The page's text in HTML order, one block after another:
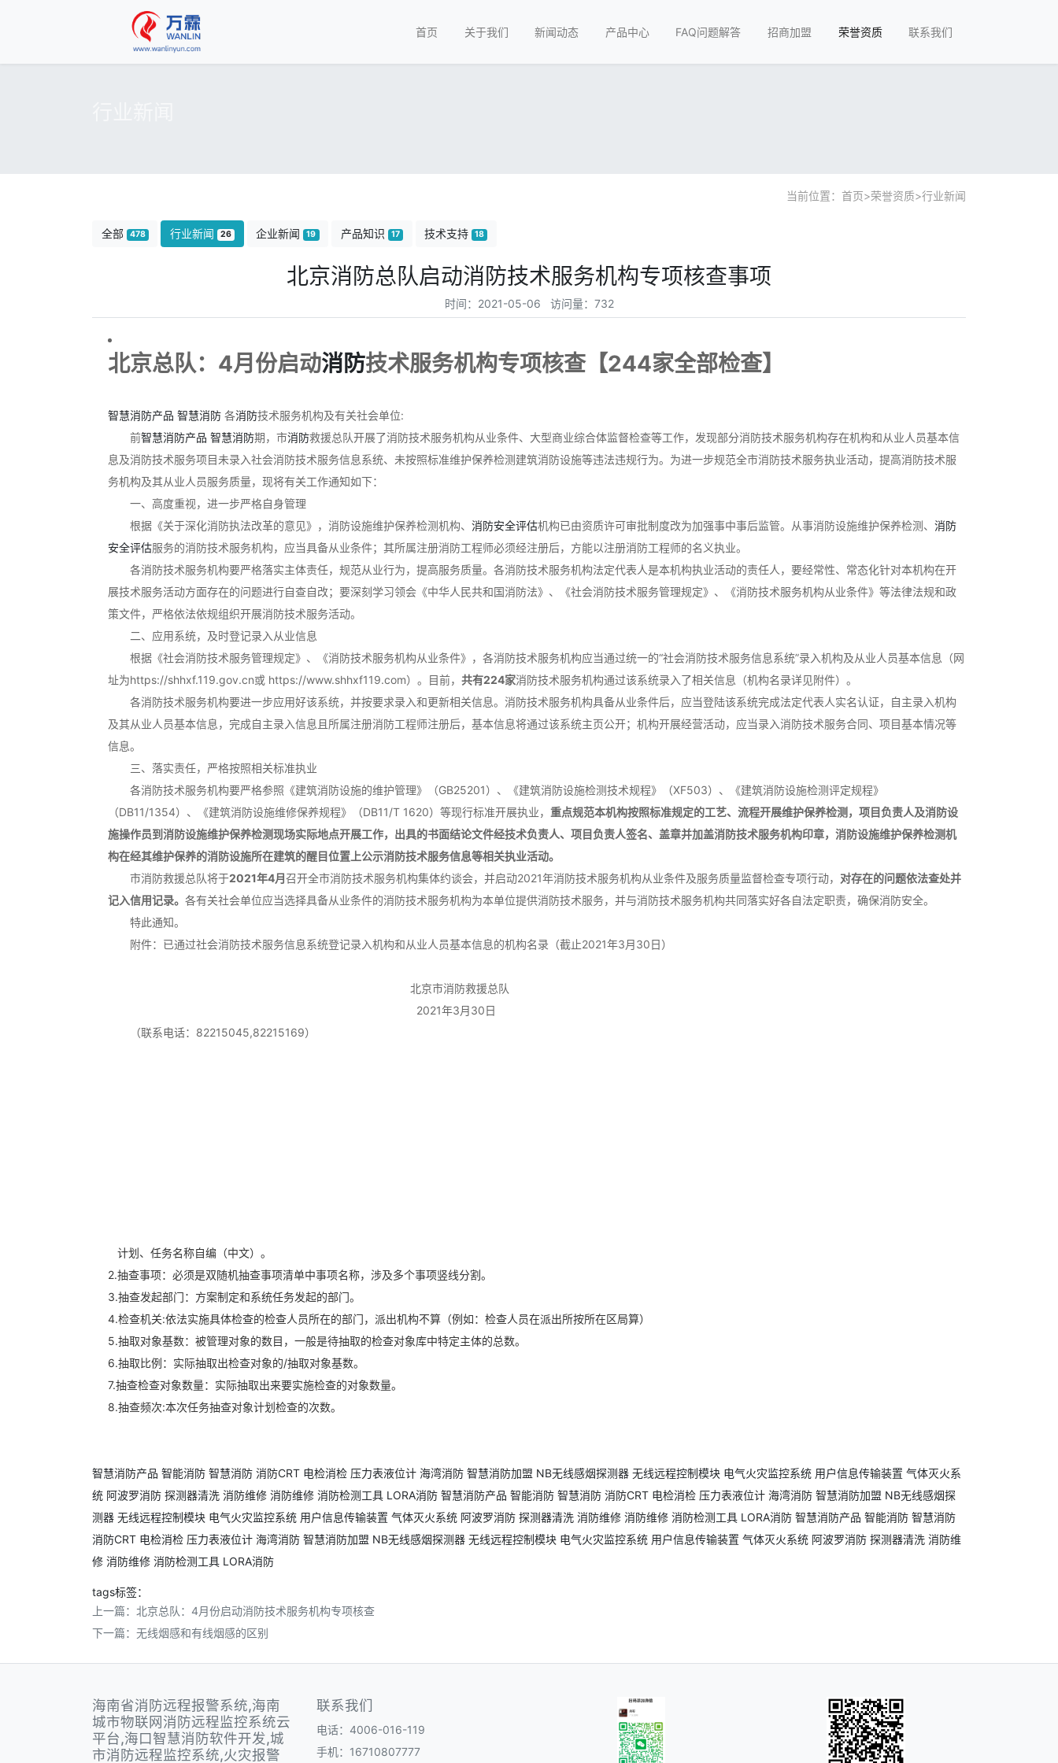
首页 关于我们 新闻动态 产品中心 FAQ问题解答 招商加盟 荣誉资质 联系我们
当前位置： 首页>荣誉资质>行业新闻
全部 478 行业新闻 26 企业新闻 19 产品知识 17 技术支持 18
北京消防总队启动消防技术服务机构专项核查事项
时间：2021-05-06 访问量：732
北京总队：4月份启动消防技术服务机构专项核查【244家全部检查】
智慧消防产品 智慧消防 各消防技术服务机构及有关社会单位:
前智慧消防产品 智慧消防期，市消防救援总队开展了消防技术服务机构从业条件、大型商业综合体监督检查等工作，发现部分消防技术服务机构存在机构和从业人员基本信
息及消防技术服务项目未录入社会消防技术服务信息系统、未按照标准维护保养检测建筑消防设施等违法违规行为。为进一步规范全市消防技术服务执业活动，提高消防技术服
务机构及其从业人员服务质量，现将有关工作通知如下：
一、高度重视，进一步严格自身管理
根据《关于深化消防执法改革的意见》，消防设施维护保养检测机构、 消防安全评估机构已由资质许可审批制度改为加强事中事后监管。从事消防设施维护保养检测、 消防
安全评估服务的消防技术服务机构，应当具备从业条件；其所属注册消防工程师必须经注册后，方能以注册消防工程师的名义执业。
各消防技术服务机构要严格落实主体责任，规范从业行为，提高服务质量。各消防技术服务机构法定代表人是本机构执业活动的责任人，要经常性、常态化针对本机构在开
展技术服务活动方面存在的问题进行自查自改；要深刻学习领会《中华人民共和国消防法》、《社会消防技术服务管理规定》、《消防技术服务机构从业条件》等法律法规和政
策文件，严格依法依规组织开展消防技术服务活动。
二、应用系统，及时登记录入从业信息
根据《社会消防技术服务管理规定》、《消防技术服务机构从业条件》，各消防技术服务机构应当通过统一的“社会消防技术服务信息系统”录入机构及从业人员基本信息（网
址为https://shhxf.119.gov.cn或 https://www.shhxf119.com）。目前， 共有224家消防技术服务机构通过该系统录入了相关信息（机构名录详见附件）。
各消防技术服务机构要进一步应用好该系统，并按要求录入和更新相关信息。消防技术服务机构具备从业条件后，应当登陆该系统完成法定代表人实名认证，自主录入机构
及其从业人员基本信息，完成自主录入信息且所属注册消防工程师注册后，基本信息将通过该系统主页公开；机构开展经营活动，应当录入消防技术服务合同、项目基本情况等
信息。
三、落实责任，严格按照相关标准执业
各消防技术服务机构要严格参照《建筑消防设施的维护管理》（GB25201）、《建筑消防设施检测技术规程》（XF503）、《建筑消防设施检测评定规程》
（DB11/1354）、《建筑消防设施维修保养规程》（DB11/T 1620）等现行标准开展执业， 重点规范本机构按照标准规定的工艺、流程开展维护保养检测，项目负责人及消防设
施操作员到消防设施维护保养检测现场实际地点开展工作，出具的书面结论文件经技术负责人、项目负责人签名、盖章并加盖消防技术服务机构印章，消防设施维护保养检测机
构在经其维护保养的消防设施所在建筑的醒目位置上公示消防技术服务信息等相关执业活动。
市消防救援总队将于2021年4月召开全市消防技术服务机构集体约谈会，并启动2021年消防技术服务机构从业条件及服务质量监督检查专项行动， 对存在的问题依法查处并
记入信用记录。 各有关社会单位应当选择具备从业条件的消防技术服务机构为本单位提供消防技术服务，并与消防技术服务机构共同落实好各自法定职责，确保消防安全。
特此通知。
附件：已通过社会消防技术服务信息系统登记录入机构和从业人员基本信息的机构名录（截止2021年3月30日）
北京市消防救援总队
2021年3月30日
（联系电话：82215045,82215169）
计划、任务名称自编（中文）。
2.抽查事项：必须是双随机抽查事项清单中事项名称，涉及多个事项竖线分割。
3.抽查发起部门：方案制定和系统任务发起的部门。
4.检查机关:依法实施具体检查的检查人员所在的部门，派出机构不算（例如：检查人员在派出所按所在区局算）
5.抽取对象基数：被管理对象的数目，一般是待抽取的检查对象库中特定主体的总数。
6.抽取比例：实际抽取出检查对象的/抽取对象基数。
7.抽查检查对象数量：实际抽取出来要实施检查的对象数量。
8.抽查频次:本次任务抽查对象计划检查的次数。
智慧消防产品 智能消防 智慧消防 消防CRT 电检消检 压力表液位计 海湾消防 智慧消防加盟 NB无线感烟探测器 无线远程控制模块 电气火灾监控系统 用户信息传输装置 气体灭火系
统 阿波罗消防 探测器清洗 消防维修 消防维修 消防检测工具 LORA消防 智慧消防产品 智能消防 智慧消防 消防CRT 电检消检 压力表液位计 海湾消防 智慧消防加盟 NB无线感烟探
测器 无线远程控制模块 电气火灾监控系统 用户信息传输装置 气体灭火系统 阿波罗消防 探测器清洗 消防维修 消防维修 消防检测工具 LORA消防 智慧消防产品 智能消防 智慧消防
消防CRT 电检消检 压力表液位计 海湾消防 智慧消防加盟 NB无线感烟探测器 无线远程控制模块 电气火灾监控系统 用户信息传输装置 气体灭火系统 阿波罗消防 探测器清洗 消防维
修 消防维修 消防检测工具 LORA消防
tags标签：
上一篇： 北京总队：4月份启动消防技术服务机构专项核查
下一篇： 无线烟感和有线烟感的区别
海南省消防远程报警系统,海南
城市物联网消防远程监控系统云
平台,海口智慧消防软件开发,城
市消防远程监控系统,火灾报警
联系我们
电话：4006-016-119
手机：16710807777